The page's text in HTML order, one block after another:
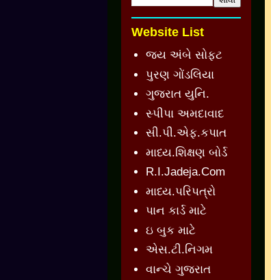
Website List
જય અંબે સોફ્ટ
પુરણ ગોંડલિયા
ગુજરાત યુનિ.
સ્પીપા અમદાવાદ
સી.પી.એફ.કપાત
માધ્ય.શિક્ષણ બોર્ડ
R.I.Jadeja.Com
માધ્ય.પરિપત્રો
પાન કાર્ડ માટે
ઇ બુક માટે
એસ.ટી.નિગમ
વાન્ચે ગુજરાત